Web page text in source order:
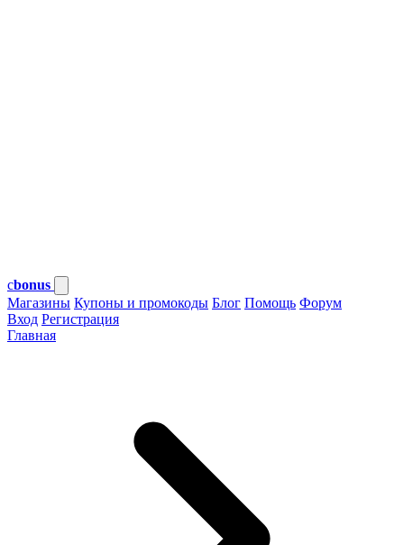
cbonus
Магазины Купоны и промокоды Блог Помощь Форум
Вход Регистрация
Главная